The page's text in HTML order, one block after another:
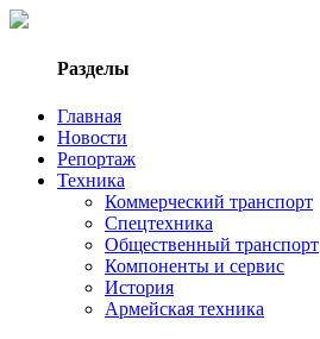
Разделы
Главная
Новости
Репортаж
Техника
Коммерческий транспорт
Спецтехника
Общественный транспорт
Компоненты и сервис
История
Армейская техника